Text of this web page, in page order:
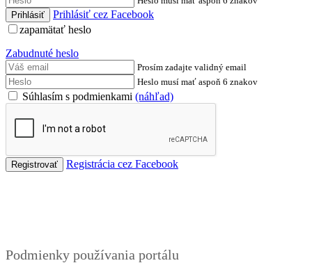
Prihlásiť cez Facebook
zapamätať heslo
Zabudnuté heslo
Prosím zadajte validný email
Heslo musí mať aspoň 6 znakov
Súhlasím s podmienkami (náhľad)
Registrácia cez Facebook
Podmienky používania portálu